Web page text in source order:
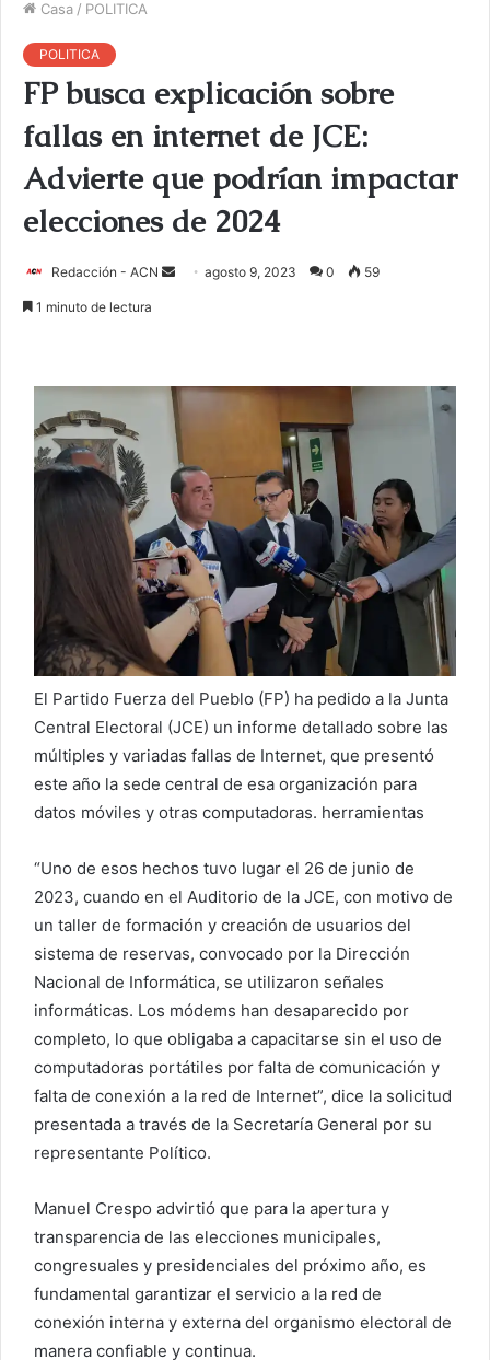
Casa / POLITICA
POLITICA
FP busca explicación sobre
fallas en internet de JCE:
Advierte que podrían impactar
elecciones de 2024
Redacción - ACN
r
u
n
c
o
r
e
o
e
e
c
n
c
o
agosto 9, 2023 0 59
1 minuto de lectura
El Partido Fuerza del Pueblo (FP) ha pedido a la Junta
Central Electoral (JCE) un informe detallado sobre las
múltiples y variadas fallas de Internet, que presentó
este año la sede central de esa organización para
datos móviles y otras computadoras. herramientas
“Uno de esos hechos tuvo lugar el 26 de junio de
2023, cuando en el Auditorio de la JCE, con motivo de
un taller de formación y creación de usuarios del
sistema de reservas, convocado por la Dirección
Nacional de Informática, se utilizaron señales
informáticas. Los módems han desaparecido por
completo, lo que obligaba a capacitarse sin el uso de
computadoras portátiles por falta de comunicación y
falta de conexión a la red de Internet”, dice la solicitud
presentada a través de la Secretaría General por su
representante Político.
Manuel Crespo advirtió que para la apertura y
transparencia de las elecciones municipales,
congresuales y presidenciales del próximo año, es
fundamental garantizar el servicio a la red de
conexión interna y externa del organismo electoral de
manera confiable y continua.